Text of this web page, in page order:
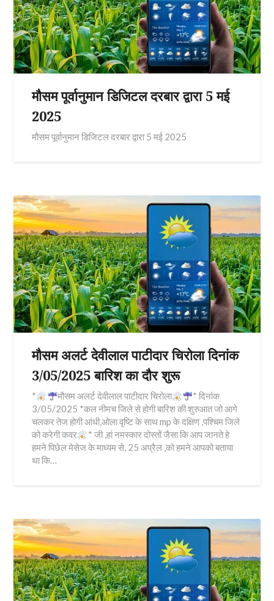
मौसम पूर्वानुमान डिजिटल दरबार द्वारा 5 मई
2025
मौसम पूर्वानुमान डिजिटल दरबार द्वारा 5 मई 2025
मौसम अलर्ट देवीलाल पाटीदार चिरोला दिनांक
3/05/2025 बारिश का दौर शुरू
* मौसम अलर्ट देवीलाल पाटीदार चिरोला
* दिनांक
3/05/2025 *कल नीमच जिले से होगी बारिश की शुरुआत जो आगे
चलकर तेज होगी आंधी,ओला वृष्टि के साथ mp के दक्षिण ,पश्चिम जिले
को करेगी कवर
* जी ,हां नमस्कार दोस्तों जैसा कि आप जानते हे
हमने पिछेल मेसेज के माध्यम से, 25 अप्रैल ,को हमने आपको बताया
था कि…